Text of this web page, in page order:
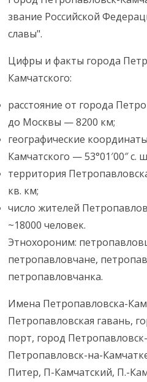
звание Российской
славы".
Цифры и факты города
Камчатского:
расстояние от города
до Москвы — 8200 км;
географические
Камчатского — 53°01′00″ с.
территория
кв. км;
число жителей
~18000 человек.
Этнохороним:
петропавловчане,
петропавловчанка.
Имена Петропавловска-
Петропавловская гавань,
порт, город
Петропавловск-на-
Питер, П-Камчатский, П.-